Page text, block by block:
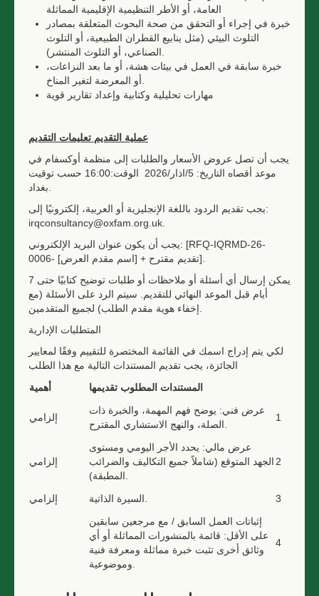
العامة، أو الأطر التنظيمية الإقليمية المماثلة
خبرة في إجراء أو التحقق من صحة البحوث المتعلقة بمصادر
التلوث البيئي (مثل ينابيع القطران الطبيعية، أو التلوث
خبرة سابقة في العمل في بيئات هشة، أو ما بعد النزاعات،
مهارات تحليلية وكتابية وإعداد تقارير قوية
عملية التقديم تعليمات التقديم
يجب أن تصل عروض الأسعار والطلبات إلى منظمة أوكسفام في
موعد أقصاه التاريخ: 5/اذار/2026 الوقت:16:00 حسب توقيت
يجب تقديم الردود باللغة الإنجليزية أو العربية، إلكترونيًا إلى:
irqconsultancy@oxfam.org.uk.
يجب أن يكون عنوان البريد الإلكتروني: [RFQ-IQRMD-26-
0006- تقديم مقترح + [اسم مقدم العرض]].
يمكن إرسال أي أسئلة أو ملاحظات أو طلبات توضيح كتابيًا حتى 7
أيام قبل الموعد النهائي للتقديم. سيتم الرد على الأسئلة (مع
المتطلبات الإدارية
لكي يتم إدراج اسمك في القائمة المختصرة للتقييم وفقًا لمعايير
الجائزة، يجب تقديم المستندات التالية مع هذا الطلب
أهمية
المستندات المطلوب تقديمها
إلزامي
عرض فني: يوضح فهم المهمة، والخبرة ذات
1
إلزامي
عرض مالي: يحدد الأجر اليومي ومستوى
الجهد المتوقع (شاملاً جميع التكاليف والضرائب 2
إلزامي
3
إثباتات العمل السابق / مع مرجعين سابقين
على الأقل: قائمة بالمنشورات المماثلة أو أي
وثائق أخرى تثبت خبرة مماثلة ومعرفة فنية
4